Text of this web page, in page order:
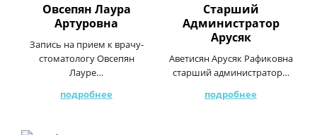
Овсепян Лаура
Артуровна
Запись на прием к врачу-
стоматологу Овсепян
Лауре…
подробнее
Старший
Администратор
Арусяк
Аветисян Арусяк Рафиковна
старший администратор…
подробнее